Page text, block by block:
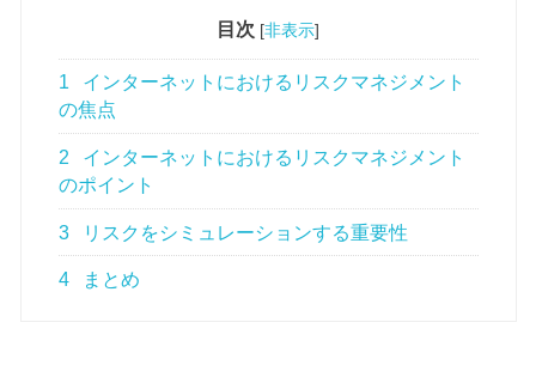
目次 [非表示]
1
インターネットにおけるリスクマネジメント
の焦点
2
インターネットにおけるリスクマネジメント
のポイント
3 リスクをシミュレーションする重要性
4 まとめ